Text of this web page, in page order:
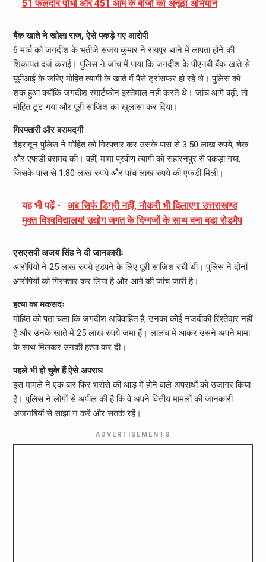
51 फलदार पौधों और 451 आम के बीजों का अनूठा अभियान
बैंक खाते ने खोला राज, ऐसे पकड़े गए आरोपी
6 मार्च को जगदीश के भतीजे संजय कुमार ने रायपुर थाने में लापता होने की
शिकायत दर्ज कराई। पुलिस ने जांच में पाया कि जगदीश के पीएनबी बैंक खाते से
यूपीआई के जरिए मोहित त्यागी के खाते में पैसे ट्रांसफर हो रहे थे। पुलिस को
शक हुआ क्योंकि जगदीश स्मार्टफोन इस्तेमाल नहीं करते थे। जांच आगे बढ़ी, तो
मोहित टूट गया और पूरी साजिश का खुलासा कर दिया।
गिरफ्तारी और बरामदगी
देहरादून पुलिस ने मोहित को गिरफ्तार कर उसके पास से 3.50 लाख रुपये, चेक
और एफडी बरामद की। वहीं, मामा प्रवीण त्यागी को सहारनपुर से पकड़ा गया,
जिसके पास से 1.80 लाख रुपये और पांच लाख रुपये की एफडी मिली।
यह भी पढ़ें -
अब सिर्फ डिग्री नहीं, नौकरी भी दिलाएगा उत्तराखण्ड
मुक्त विश्वविद्यालय! उद्योग जगत के दिग्गजों के साथ बना बड़ा रोडमैप
एसएसपी अजय सिंह ने दी जानकारीः
आरोपियों ने 25 लाख रुपये हड़पने के लिए पूरी साजिश रची थी। पुलिस ने दोनों
आरोपियों को गिरफ्तार कर लिया है और आगे की जांच जारी है।
हत्या का मकसदः
मोहित को पता चला कि जगदीश अविवाहित हैं, उनका कोई नजदीकी रिश्तेदार नहीं
है और उनके खाते में 25 लाख रुपये जमा हैं। लालच में आकर उसने अपने मामा
के साथ मिलकर उनकी हत्या कर दी।
पहले भी हो चुके हैं ऐसे अपराध
इस मामले ने एक बार फिर भरोसे की आड़ में होने वाले अपराधों को उजागर किया
है। पुलिस ने लोगों से अपील की है कि वे अपने वित्तीय मामलों की जानकारी
अजनबियों से साझा न करें और सतर्क रहें।
ADVERTISEMENTS